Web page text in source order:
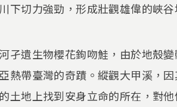
下切力強勁，形成壯觀雄偉的峽
孑遺生物櫻花鉤吻鮭，由於地殼
熱帶臺灣的奇蹟。縱觀大甲溪，
土地上找到安身立命的所在，對